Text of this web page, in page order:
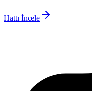
Hattı İncele